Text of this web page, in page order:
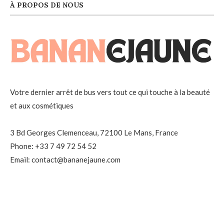
À PROPOS DE NOUS
Votre dernier arrêt de bus vers tout ce qui touche à la beauté
et aux cosmétiques
3 Bd Georges Clemenceau, 72100 Le Mans, France
Phone: +33 7 49 72 54 52
Email: contact@bananejaune.com